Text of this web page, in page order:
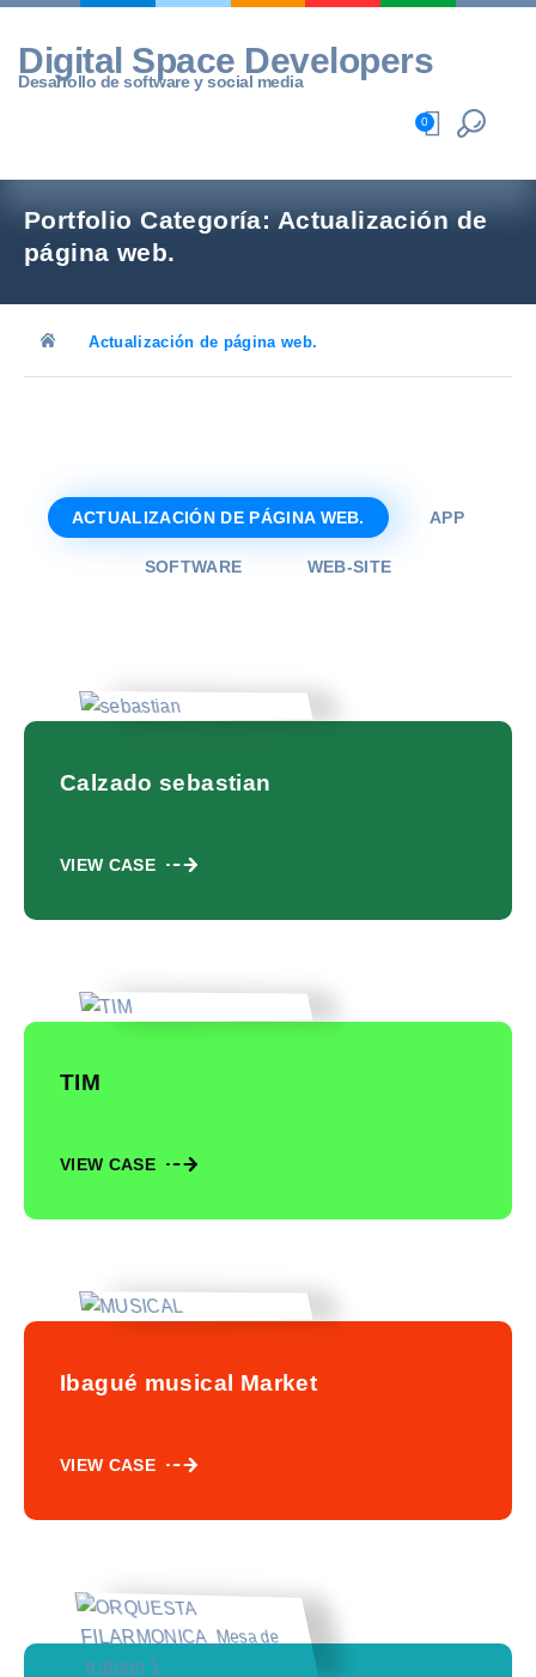
Skip
content
Digital Space Developers
Desarrollo de software y social media
0
Portfolio Categoría: Actualización de
página web.
Actualización de página web.
ACTUALIZACIÓN DE PÁGINA WEB. APP
SOFTWARE WEB-SITE
Calzado sebastian
VIEW CASE
TIM
VIEW CASE
Ibagué musical Market
VIEW CASE